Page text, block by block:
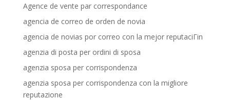
Agence de vente par correspondance
agencia de correo de orden de novia
agencia de novias por correo con la mejor reputaciГіn
agenzia di posta per ordini di sposa
agenzia sposa per corrispondenza
agenzia sposa per corrispondenza con la migliore
reputazione